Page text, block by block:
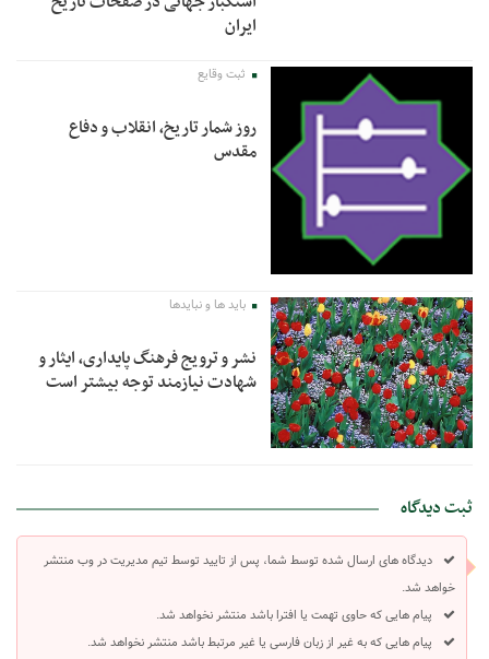
ایران
ثبت وقایع
روز شمار تاریخ، انقلاب و دفاع
مقدس
باید ها و نبایدها
نشر و ترویج فرهنگ پایداری، ایثار و
شهادت نیازمند توجه بیشتر است
ثبت دیدگاه
دیدگاه های ارسال شده توسط شما، پس از تایید توسط تیم مدیریت در وب منتشر
خواهد شد.
پیام هایی که حاوی تهمت یا افترا باشد منتشر نخواهد شد.
پیام هایی که به غیر از زبان فارسی یا غیر مرتبط باشد منتشر نخواهد شد.